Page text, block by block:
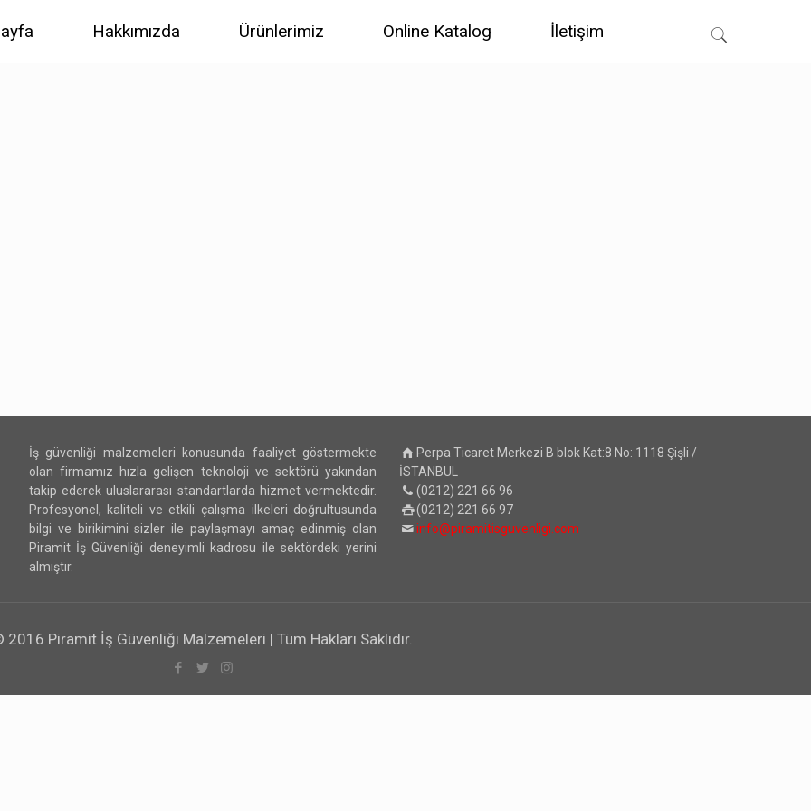
Hakkımızda Ürünlerimiz Online Katalog İletişim
İş güvenliği malzemeleri konusunda faaliyet göstermekte
olan firmamız hızla gelişen teknoloji ve sektörü yakından
takip ederek uluslararası standartlarda hizmet vermektedir.
Profesyonel, kaliteli ve etkili çalışma ilkeleri doğrultusunda
bilgi ve birikimini sizler ile paylaşmayı amaç edinmiş olan
Piramit İş Güvenliği deneyimli kadrosu ile sektördeki yerini
almıştır.
Perpa Ticaret Merkezi B blok Kat:8 No: 1118 Şişli /
İSTANBUL
(0212) 221 66 96
(0212) 221 66 97
info@piramitisguvenligi.com
2016 Piramit İş Güvenliği Malzemeleri | Tüm Hakları Saklıdır.